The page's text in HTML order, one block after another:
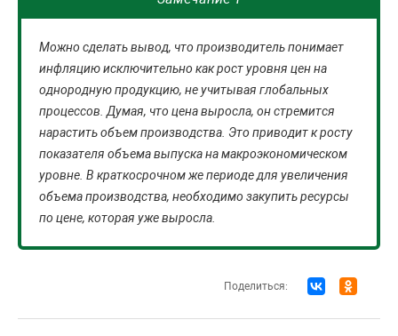
Можно сделать вывод, что производитель понимает
инфляцию исключительно как рост уровня цен на
однородную продукцию, не учитывая глобальных
процессов. Думая, что цена выросла, он стремится
нарастить объем производства. Это приводит к росту
показателя объема выпуска на макроэкономическом
уровне. В краткосрочном же периоде для увеличения
объема производства, необходимо закупить ресурсы
по цене, которая уже выросла.
Поделиться: